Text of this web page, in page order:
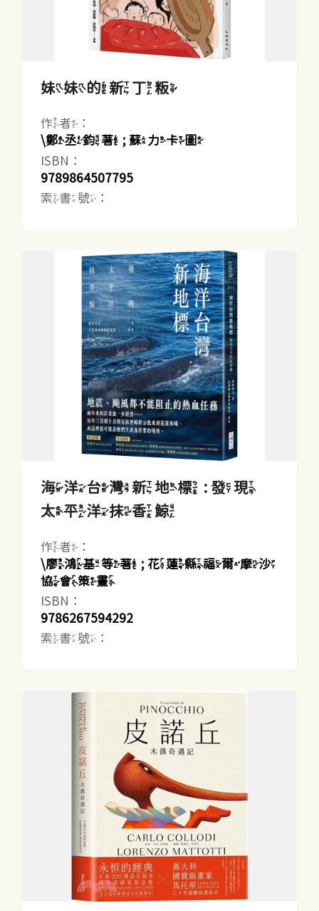
妹妹的新丁粄
作者：
\鄭丞鈞著 ; 蘇力卡圖
ISBN：
9789864507795
索書號：
海洋台灣新地標 : 發現
太平洋抹香鯨
作者：
\廖鴻基等著 ; 花蓮縣福爾摩沙
協會策畫
ISBN：
9786267594292
索書號：